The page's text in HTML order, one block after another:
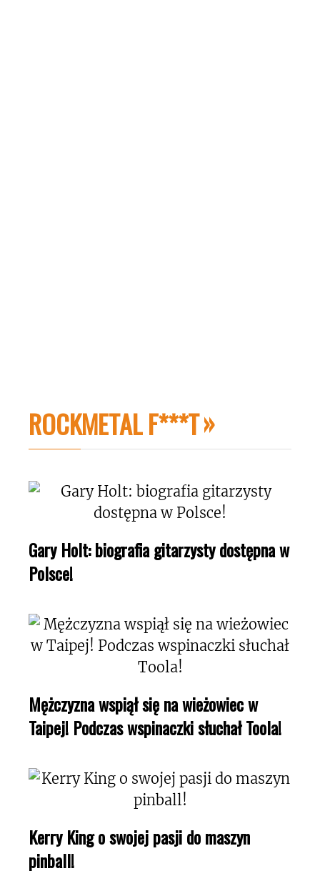
ROCKMETAL F***T
Gary Holt: biografia gitarzysty dostępna w
Polsce!
Mężczyzna wspiął się na wieżowiec w
Taipej! Podczas wspinaczki słuchał Toola!
Kerry King o swojej pasji do maszyn
pinball!